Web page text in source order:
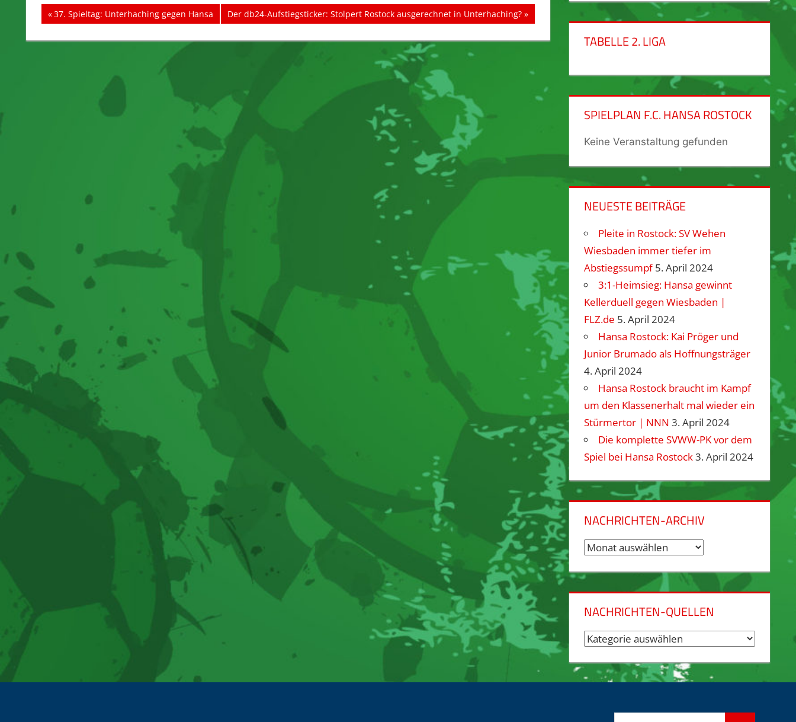
Beitragsnavigation
Vorheriger
Beitrag:
37. Spieltag: Unterhaching gegen Hansa
Nächster
Beitrag:
Der db24-Aufstiegsticker: Stolpert Rostock ausgerechnet in Unterhaching?
TABELLE 2. LIGA
SPIELPLAN F.C. HANSA ROSTOCK
Keine Veranstaltung gefunden
NEUESTE BEITRÄGE
Pleite in Rostock: SV Wehen
Wiesbaden immer tiefer im
Abstiegssumpf 5. April 2024
3:1-Heimsieg: Hansa gewinnt
Kellerduell gegen Wiesbaden |
FLZ.de 5. April 2024
Hansa Rostock: Kai Pröger und
Junior Brumado als Hoffnungsträger
4. April 2024
Hansa Rostock braucht im Kampf
um den Klassenerhalt mal wieder ein
Stürmertor | NNN 3. April 2024
Die komplette SVWW-PK vor dem
Spiel bei Hansa Rostock3. April 2024
NACHRICHTEN-ARCHIV
Nachrichten-
NACHRICHTEN-QUELLEN
Nachrichten-